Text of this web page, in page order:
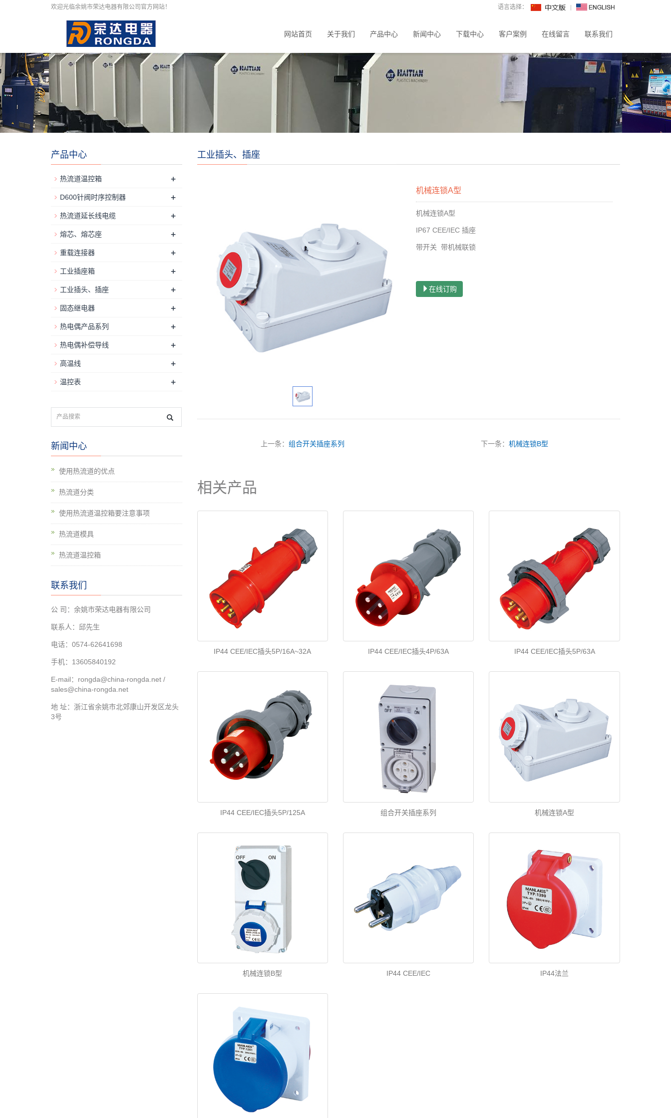
欢迎光临余姚市荣达电器有限公司官方网站！ 语言选择：
网站首页 关于我们 产品中心 新闻中心 下载中心 客户案例 在线留言 联系我们
工业插头、插座
机械连锁A型
机械连锁A型
IP67 CEE/IEC插座
带开关带机械联锁
在线订购
上一条：组合开关插座系列 下一条： 机械连锁B型
相关产品
IP44 CEE/IEC插头5P/16A~32A IP44 CEE/IEC插头4P/63A IP44 CEE/IEC插头5P/63A
IP44 CEE/IEC插头5P/125A 组合开关插座系列 机械连锁A型
机械连锁B型 IP44 CEE/IEC IP44法兰
产品中心
热流道温控箱 +
D600针阀时序控制器 +
热流道延长线电缆 +
熔芯、熔芯座 +
重载连接器 +
工业插座箱 +
工业插头、插座 +
固态继电器 +
热电偶产品系列 +
热电偶补偿导线 +
高温线 +
温控表 +
新闻中心
使用热流道的优点
热流道分类
使用热流道温控箱要注意事项
热流道模具
热流道温控箱
联系我们
公 司：余姚市荣达电器有限公司
联系人：邱先生
电话：0574-62641698
手机：13605840192
E-mail：rongda@china-rongda.net /
sales@china-rongda.net
地 址：浙江省余姚市北郊康山开发区龙头
3号